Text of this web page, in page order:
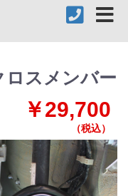
ロスメンバー
￥29,700
（税込）